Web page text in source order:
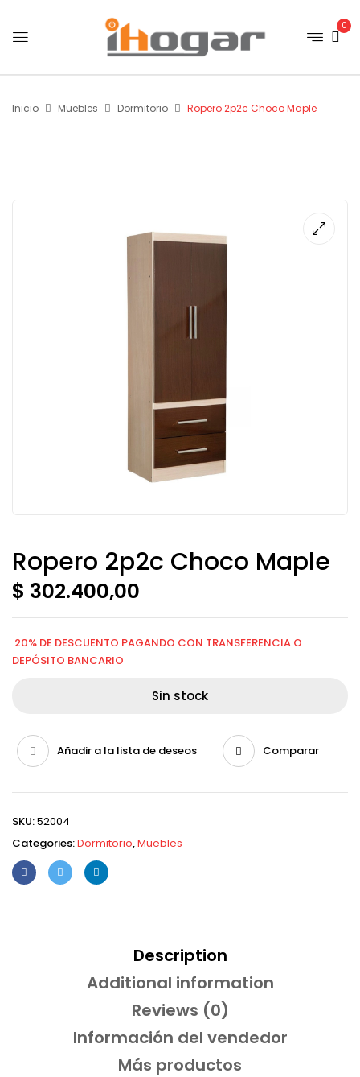
0
Inicio Muebles Dormitorio Ropero 2p2c Choco Maple
Ropero 2p2c Choco Maple
$ 302.400,00
20% DE DESCUENTO PAGANDO CON TRANSFERENCIA O
DEPÓSITO BANCARIO
Sin stock
Añadir a la lista de deseos Comparar
SKU:52004
Categories:Dormitorio,Muebles
Description
Additional information
Reviews (0)
Información del vendedor
Más productos